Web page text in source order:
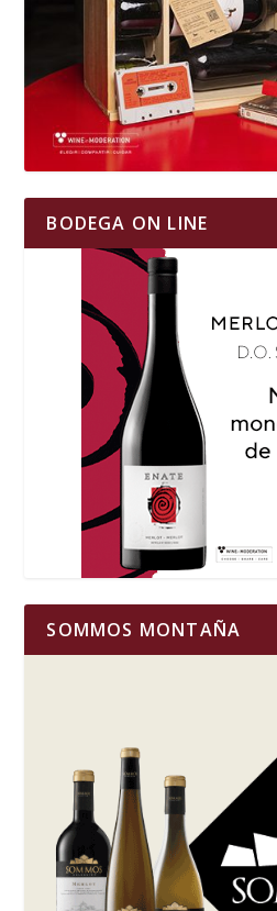
BODEGA ON LINE
SOMMOS MONTAÑA